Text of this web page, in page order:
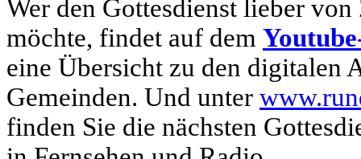
Wer den Gottesdienst lieber von
möchte, findet auf dem
eine Übersicht zu den digitalen
Gemeinden. Und unter
finden Sie die nächsten